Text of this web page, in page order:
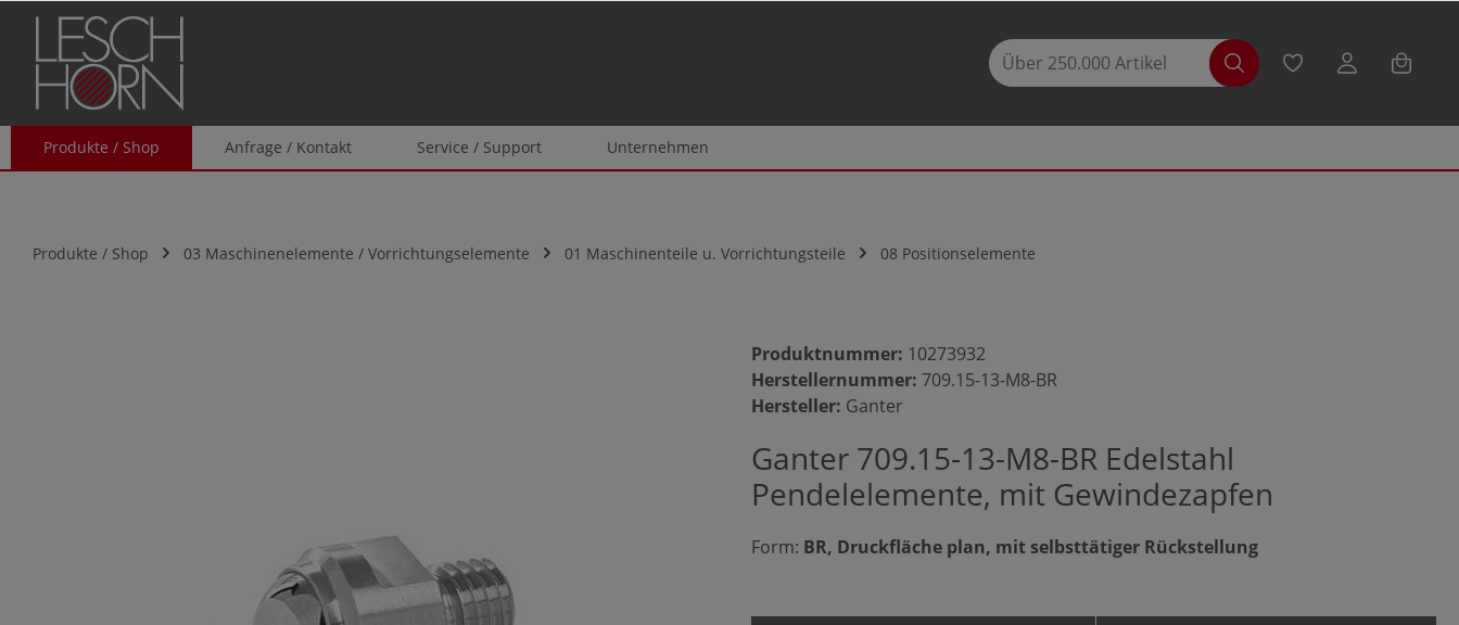
Zur Hauptnavigation springen
Produkte / Shop Anfrage / Kontakt Service / Support Unternehmen
Produkte / Shop 03 Maschinenelemente / Vorrichtungselemente 01 Maschinenteile u. Vorrichtungsteile 08 Positionselemente
Produktnummer: 10273932
Herstellernummer: 709.15-13-M8-BR
Hersteller: Ganter
Ganter 709.15-13-M8-BR Edelstahl
Pendelelemente, mit Gewindezapfen
Form: BR, Druckfläche plan, mit selbsttätiger Rückstellung